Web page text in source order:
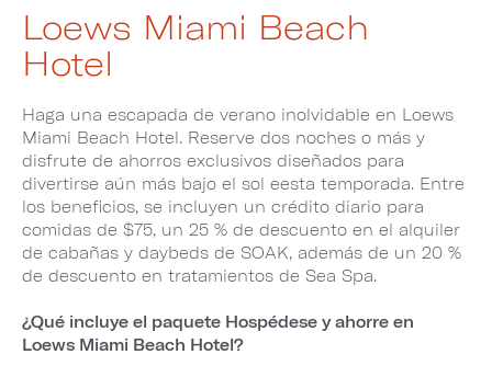
Loews Miami Beach
Hotel
Haga una escapada de verano inolvidable en Loews
Miami Beach Hotel. Reserve dos noches o más y
disfrute de ahorros exclusivos diseñados para
divertirse aún más bajo el sol eesta temporada. Entre
los beneficios, se incluyen un crédito diario para
comidas de $75, un 25 % de descuento en el alquiler
de cabañas y daybeds de SOAK, además de un 20 %
de descuento en tratamientos de Sea Spa.
¿Qué incluye el paquete Hospédese y ahorre en
Loews Miami Beach Hotel?